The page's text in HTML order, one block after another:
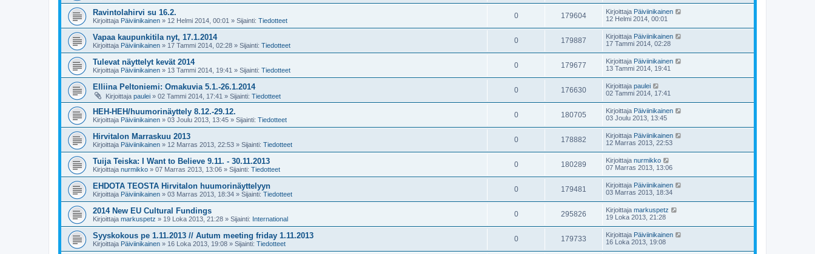
Ravintolahirvi su 16.2.
Kirjoittaja Päiviinikainen » 12 Helmi 2014, 00:01 » Sijainti: Tiedotteet
0 179604 Kirjoittaja Päiviinikainen
12 Helmi 2014, 00:01
Vapaa kaupunkitila nyt, 17.1.2014
Kirjoittaja Päiviinikainen » 17 Tammi 2014, 02:28 » Sijainti: Tiedotteet
0 179887 Kirjoittaja Päiviinikainen
17 Tammi 2014, 02:28
Tulevat näyttelyt kevät 2014
Kirjoittaja Päiviinikainen » 13 Tammi 2014, 19:41 » Sijainti: Tiedotteet
0 179677 Kirjoittaja Päiviinikainen
13 Tammi 2014, 19:41
Elliina Peltoniemi: Omakuvia 5.1.-26.1.2014
Kirjoittaja paulei » 02 Tammi 2014, 17:41 » Sijainti: Tiedotteet
0 176630 Kirjoittaja paulei
02 Tammi 2014, 17:41
HEH-HEH/huumorinäyttely 8.12.-29.12.
Kirjoittaja Päiviinikainen » 03 Joulu 2013, 13:45 » Sijainti: Tiedotteet
0 180705 Kirjoittaja Päiviinikainen
03 Joulu 2013, 13:45
Hirvitalon Marraskuu 2013
Kirjoittaja Päiviinikainen » 12 Marras 2013, 22:53 » Sijainti: Tiedotteet
0 178882 Kirjoittaja Päiviinikainen
12 Marras 2013, 22:53
Tuija Teiska: I Want to Believe 9.11. - 30.11.2013
Kirjoittaja nurmikko » 07 Marras 2013, 13:06 » Sijainti: Tiedotteet
0 180289 Kirjoittaja nurmikko
07 Marras 2013, 13:06
EHDOTA TEOSTA Hirvitalon huumorinäyttelyyn
Kirjoittaja Päiviinikainen » 03 Marras 2013, 18:34 » Sijainti: Tiedotteet
0 179481 Kirjoittaja Päiviinikainen
03 Marras 2013, 18:34
2014 New EU Cultural Fundings
Kirjoittaja markuspetz » 19 Loka 2013, 21:28 » Sijainti: International
0 295826 Kirjoittaja markuspetz
19 Loka 2013, 21:28
Syyskokous pe 1.11.2013 // Autum meeting friday 1.11.2013
Kirjoittaja Päiviinikainen » 16 Loka 2013, 19:08 » Sijainti: Tiedotteet
0 179733 Kirjoittaja Päiviinikainen
16 Loka 2013, 19:08